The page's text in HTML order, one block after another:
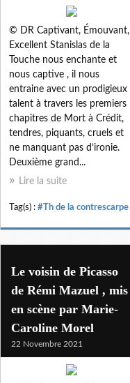
© DR Captivant, Émouvant,
Excellent Stanislas de la
Touche nous enchante et
nous captive , il nous
entraine avec un prodigieux
talent à travers les premiers
chapitres de Mort à Crédit,
tendres, piquants, cruels et
ne manquant pas d’ironie.
Deuxième grand...
Lire la suite
Tag(s) : #Th de la contrescarpe
Le voisin de Picasso
de Rémi Mazuel , mis
en scène par Marie-
Caroline Morel
22 Novembre 2021